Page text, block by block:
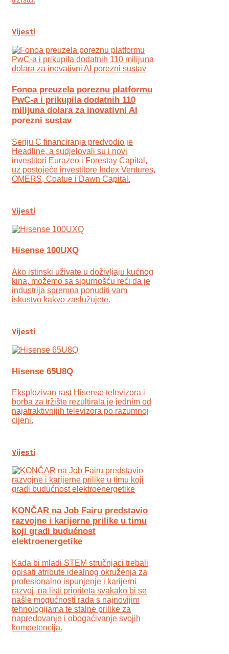
Vijesti
Fonoa preuzela poreznu platformu
PwC-a i prikupila dodatnih 110
milijuna dolara za inovativni AI
porezni sustav
Seriju C financiranja predvodio je
Headline, a sudjelovali su i novi
investitori Eurazeo i Forestay Capital,
uz postojeće investitore Index Ventures,
OMERS, Coatue i Dawn Capital.
Vijesti
Hisense 100UXQ
Ako istinski uživate u doživljaju kućnog
kina, možemo sa sigurnošću reći da je
industrija spremna ponuditi vam
iskustvo kakvo zaslužujete.
Vijesti
Hisense 65U8Q
Eksplozivan rast Hisense televizora i
borba za tržište rezultirala je jednim od
najatraktivnijih televizora po razumnoj
cijeni.
Vijesti
KONČAR na Job Fairu predstavio
razvojne i karijerne prilike u timu
koji gradi budućnost
elektroenergetike
Kada bi mladi STEM stručnjaci trebali
opisati atribute idealnog okruženja za
profesionalno ispunjenje i karijerni
razvoj, na listi prioriteta svakako bi se
našle mogućnosti rada s najnovijim
tehnologijama te stalne prilike za
napredovanje i obogaćivanje svojih
kompetencija.